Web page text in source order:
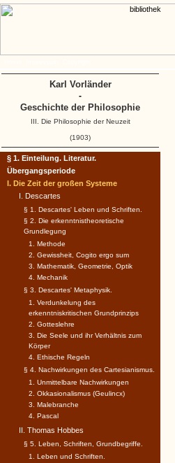
§ 1. Einteilung. Literatur.
Übergangsperiode
I. Die Zeit der großen Systeme
I. Descartes
§ 1. Descartes' Leben und Schriften.
§ 2. Die erkenntnistheoretische
Grundlegung
1. Methode
2. Gewissheit, Cogito ergo sum
3. Mathematik, Geometrie, Optik
4. Mechanik
§ 3. Descartes' Metaphysik.
1. Verdunkelung des
erkenntniskritischen Grundprinzips
2. Gotteslehre
3. Die Seele und ihr Verhältnis zum
Körper
4. Ethische Regeln
§ 4. Nachwirkungen des Cartesianismus.
1. Unmittelbare Nachwirkungen
2. Okkasionalismus (Geulincx)
3. Malebranche
4. Pascal
II. Thomas Hobbes
§ 5. Leben, Schriften, Grundbegriffe.
1. Leben und Schriften.
Karl Vorländer
-
Geschichte der Philosophie
III. Die Philosophie der Neuzeit
(1903)